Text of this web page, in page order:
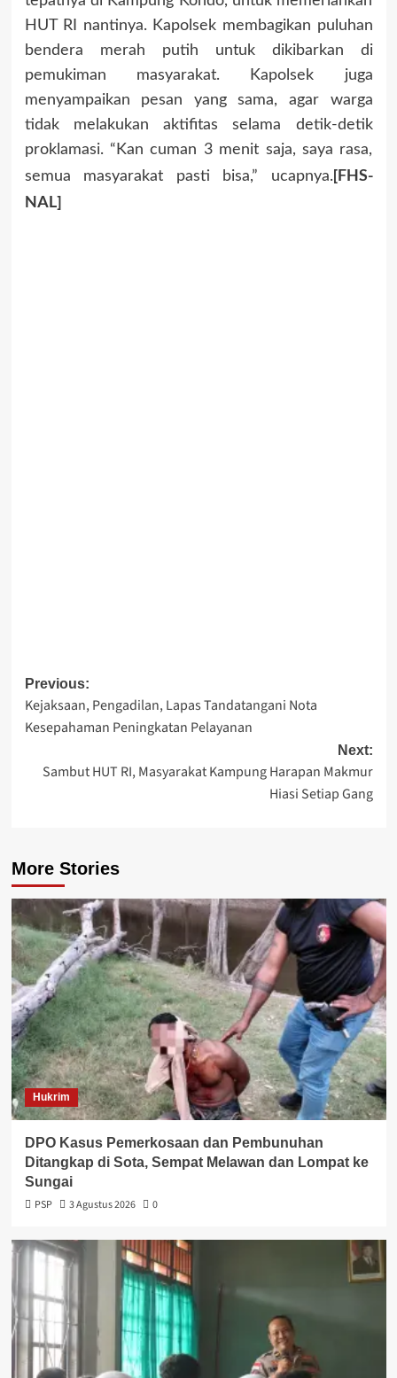
HUT RI nantinya. Kapolsek membagikan puluhan
bendera merah putih untuk dikibarkan di
pemukiman masyarakat. Kapolsek juga
menyampaikan pesan yang sama, agar warga
tidak melakukan aktifitas selama detik-detik
proklamasi. “Kan cuman 3 menit saja, saya rasa,
semua masyarakat pasti bisa,” ucapnya.[FHS-
NAL]
Post
navigation
Previous:
Kejaksaan, Pengadilan, Lapas Tandatangani Nota
Kesepahaman Peningkatan Pelayanan
Next:
Sambut HUT RI, Masyarakat Kampung Harapan Makmur
Hiasi Setiap Gang
More Stories
Hukrim
DPO Kasus Pemerkosaan dan Pembunuhan
Ditangkap di Sota, Sempat Melawan dan Lompat ke
Sungai
PSP
3 Agustus 2026 0